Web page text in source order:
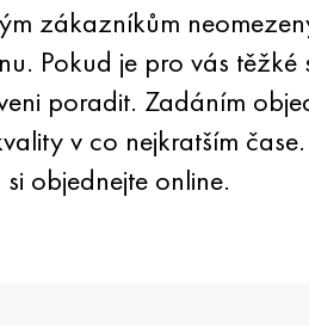
zákazníkům
Pokud je pro vás
poradit. Zadáním
v co nejkratším
objednejte online.